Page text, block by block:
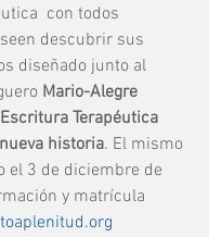
con todos
descubrir sus
diseñado junto al
Mario-Alegre
Escritura Terapéutica
historia. El mismo
el 3 de diciembre de
y matrícula